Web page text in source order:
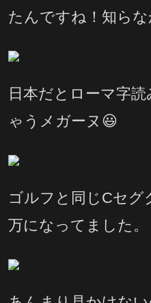
たんですね！知らな
日本だとローマ字
ゃうメガーヌ😃
ゴルフと同じCセグ
万になってました。